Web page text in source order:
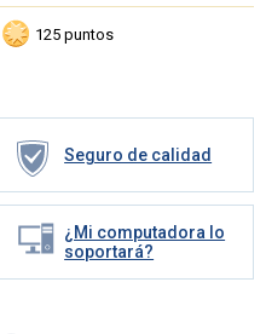
125 puntos
Seguro de calidad
¿Mi computadora lo
soportará?